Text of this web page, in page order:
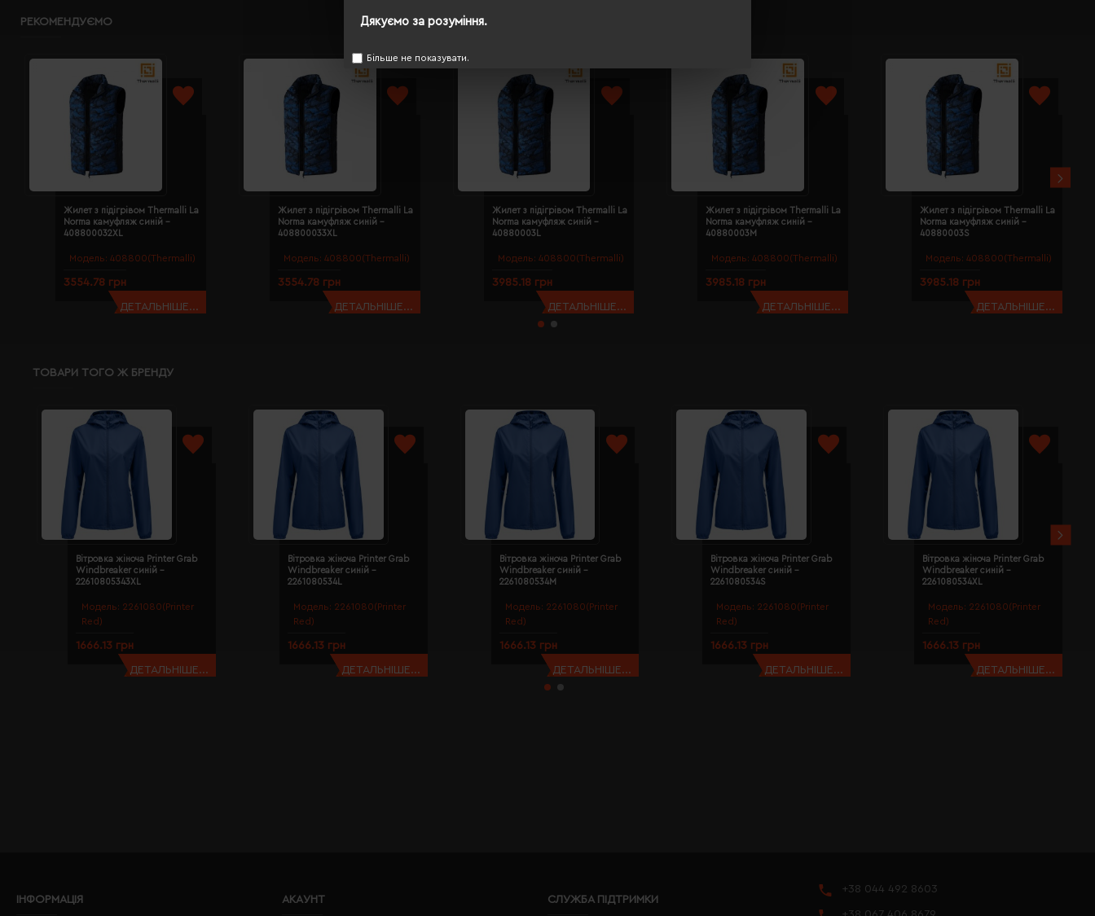
Дякуємо за розуміння.
Більше не показувати.
РЕКОМЕНДУЄМО
Модель: 408800(Thermalli)
Жилет з підігрівом Thermalli La
Norma камуфляж синій -
408800032XL
3554.78 грн
ДЕТАЛЬНІШЕ...
Модель: 408800(Thermalli)
Жилет з підігрівом Thermalli La
Norma камуфляж синій -
408800033XL
3554.78 грн
ДЕТАЛЬНІШЕ...
Модель: 408800(Thermalli)
Жилет з підігрівом Thermalli La
Norma камуфляж синій -
40880003L
3985.18 грн
ДЕТАЛЬНІШЕ...
Модель: 408800(Thermalli)
Жилет з підігрівом Thermalli La
Norma камуфляж синій -
40880003M
3985.18 грн
ДЕТАЛЬНІШЕ...
Модель: 408800(Thermalli)
Жилет з підігрівом Thermalli La
Norma камуфляж синій -
40880003S
3985.18 грн
ДЕТАЛЬНІШЕ...
ТОВАРИ ТОГО Ж БРЕНДУ
Модель: 2261080(Printer
Red)
Вітровка жіноча Printer Grab
Windbreaker синій -
22610805343XL
1666.13 грн
ДЕТАЛЬНІШЕ...
Модель: 2261080(Printer
Red)
Вітровка жіноча Printer Grab
Windbreaker синій -
2261080534L
1666.13 грн
ДЕТАЛЬНІШЕ...
Модель: 2261080(Printer
Red)
Вітровка жіноча Printer Grab
Windbreaker синій -
2261080534M
1666.13 грн
ДЕТАЛЬНІШЕ...
Модель: 2261080(Printer
Red)
Вітровка жіноча Printer Grab
Windbreaker синій -
2261080534S
1666.13 грн
ДЕТАЛЬНІШЕ...
Модель: 2261080(Printer
Red)
Вітровка жіноча Printer Grab
Windbreaker синій -
2261080534XL
1666.13 грн
ДЕТАЛЬНІШЕ...
ІНФОРМАЦІЯ АКАУНТ СЛУЖБА ПІДТРИМКИ
+38 044 492 8603